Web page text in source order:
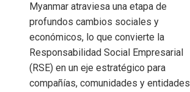
Myanmar atraviesa una etapa de
profundos cambios sociales y
económicos, lo que convierte la
Responsabilidad Social Empresarial
(RSE) en un eje estratégico para
compañías, comunidades y entidades